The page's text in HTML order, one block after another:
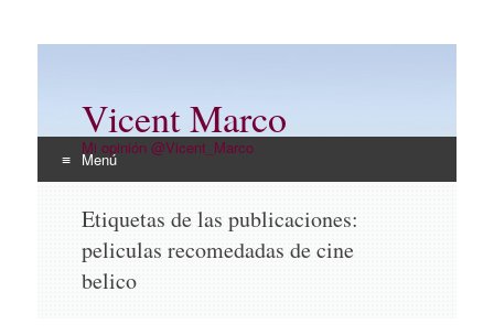
Vicent Marco
Mi opinión @Vicent_Marco
Menú
contenido
Etiquetas de las publicaciones:
peliculas recomedadas de cine
belico